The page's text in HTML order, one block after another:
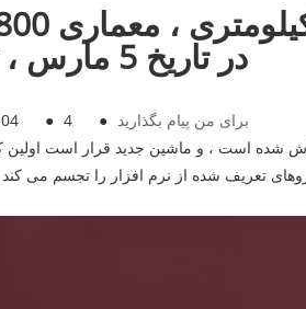
Lidar ، در تاریخ 5 مارس
● 4 ● برای من پیام بگذارید
تعریف شده از نرم افزار را تجسم می